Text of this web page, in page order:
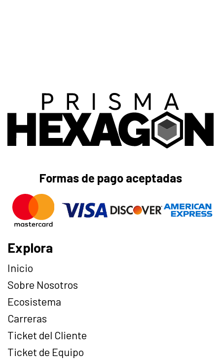
Formas de pago aceptadas
Explora
Inicio
Sobre Nosotros
Ecosistema
Carreras
Ticket del Cliente
Ticket de Equipo